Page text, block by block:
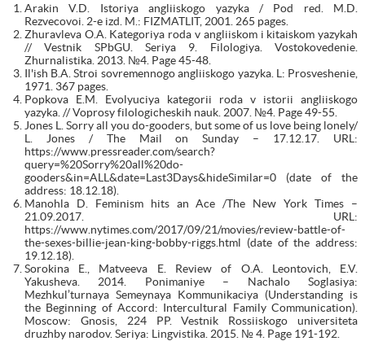
Arakin V.D. Istoriya angliiskogo yazyka / Pod red. M.D.
Rezvecovoi. 2-e izd. M.: FIZMATLIT, 2001. 265 pages.
Zhuravleva O.A. Kategoriya roda v angliiskom i kitaiskom yazykah
// Vestnik SPbGU. Seriya 9. Filologiya. Vostokovedenie.
Zhurnalistika. 2013. №4. Page 45-48.
Il'ish B.A. Stroi sovremennogo angliiskogo yazyka. L: Prosveshenie,
1971. 367 pages.
Popkova E.M. Evolyuciya kategorii roda v istorii angliiskogo
yazyka. // Voprosy filologicheskih nauk. 2007. №4. Page 49-55.
Jones L. Sorry all you do-gooders, but some of us love being lonely/
L. Jones / The Mail on Sunday – 17.12.17. URL:
https://www.pressreader.com/search?
query=%20Sorry%20all%20do-
gooders&in=ALL&date=Last3Days&hideSimilar=0 (date of the
address: 18.12.18).
Manohla D. Feminism hits an Ace /The New York Times –
21.09.2017. URL:
https://www.nytimes.com/2017/09/21/movies/review-battle-of-
the-sexes-billie-jean-king-bobby-riggs.html (date of the address:
19.12.18).
Sorokina E., Matveeva E. Review of O.A. Leontovich, E.V.
Yakusheva. 2014. Ponimaniye – Nachalo Soglasiya:
Mezhkul’turnaya Semeynaya Kommunikaciya (Understanding is
the Beginning of Accord: Intercultural Family Communication).
Moscow: Gnosis, 224 PP. Vestnik Rossiiskogo universiteta
druzhby narodov. Seriya: Lingvistika. 2015. № 4. Page 191-192.